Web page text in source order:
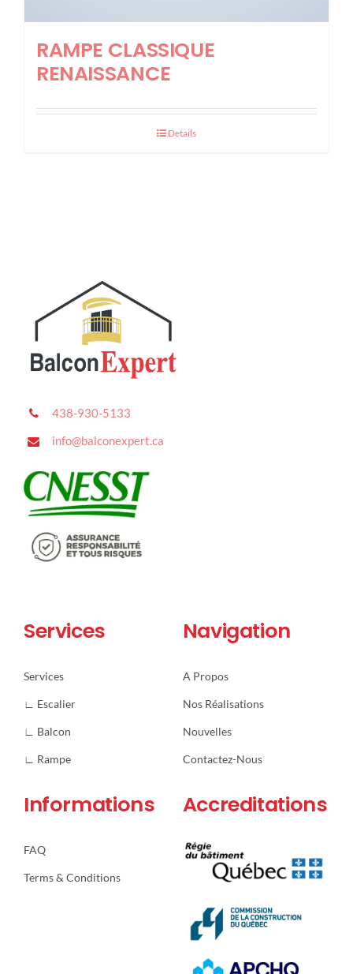
RAMPE CLASSIQUE
RENAISSANCE
Details
438-930-5133
info@balconexpert.ca
Services
Services
∟ Escalier
∟ Balcon
∟ Rampe
Navigation
A Propos
Nos Réalisations
Nouvelles
Contactez-Nous
Informations
FAQ
Terms & Conditions
Accreditations